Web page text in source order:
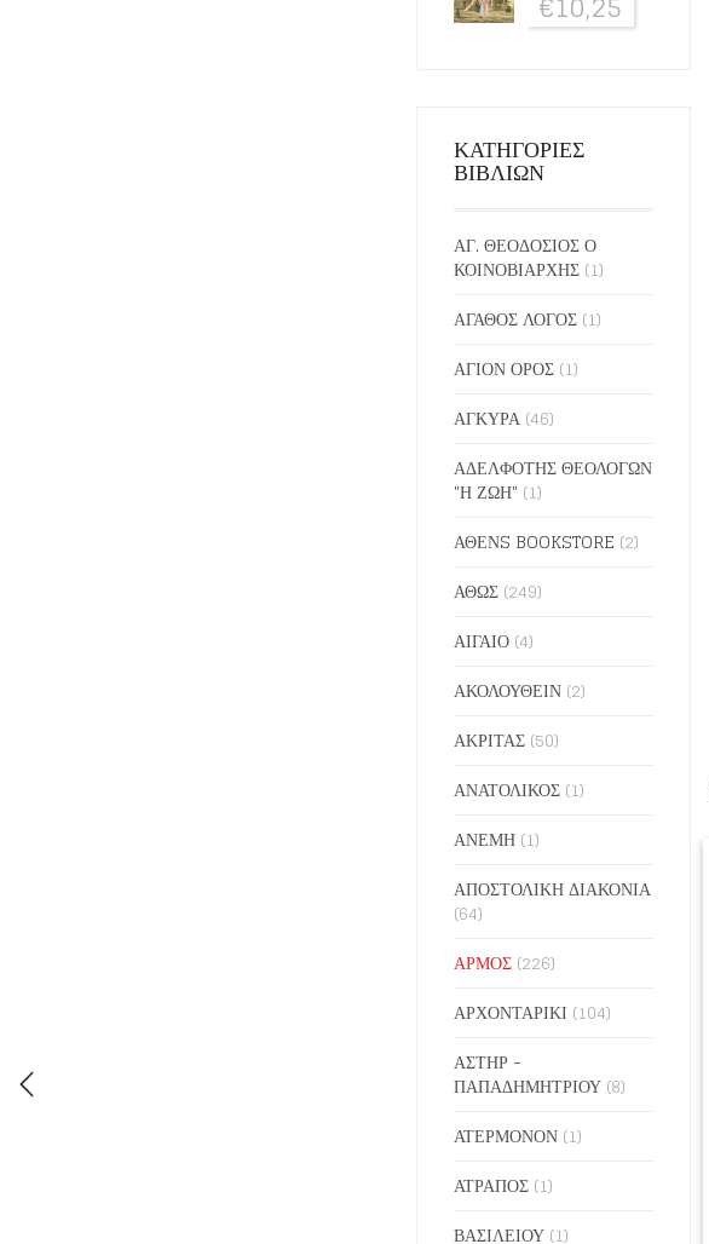
ΚΑΤΗΓΟΡΙΕΣ
ΒΙΒΛΙΩΝ
ΑΓ. ΘΕΟΔΟΣΙΟΣ Ο
ΚΟΙΝΟΒΙΑΡΧΗΣ (1)
ΑΓΑΘΟΣ ΛΟΓΟΣ (1)
ΑΓΙΟΝ ΟΡΟΣ (1)
ΑΓΚΥΡΑ (46)
ΑΔΕΛΦΟΤΗΣ ΘΕΟΛΟΓΩΝ
"Η ΖΩΗ" (1)
ΑΘΕΝS BOOKSTORE (2)
ΑΘΩΣ (249)
ΑΙΓΑΙΟ (4)
ΑΚΟΛΟΥΘΕΙΝ (2)
ΑΚΡΙΤΑΣ (50)
ΑΝΑΤΟΛΙΚΟΣ (1)
ΑΝΕΜΗ (1)
ΑΠΟΣΤΟΛΙΚΗ ΔΙΑΚΟΝΙΑ
(64)
ΑΡΜΟΣ (226)
ΑΡΧΟΝΤΑΡΙΚΙ (104)
ΑΣΤΗΡ -
ΠΑΠΑΔΗΜΗΤΡΙΟΥ (8)
ΑΤΕΡΜΟΝΟΝ (1)
ΑΤΡΑΠΟΣ (1)
ΒΑΣΙΛΕΙΟΥ (1)